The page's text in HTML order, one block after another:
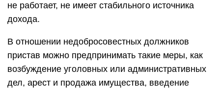
не работает, не имеет стабильного источника
дохода.
В отношении недобросовестных должников
пристав можно предпринимать такие меры, как
возбуждение уголовных или административных
дел, арест и продажа имущества, введение